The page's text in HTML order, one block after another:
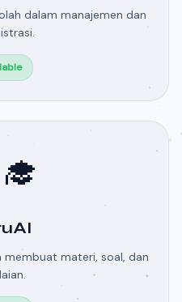
dalam manajemen dan
membuat materi, soal, dan